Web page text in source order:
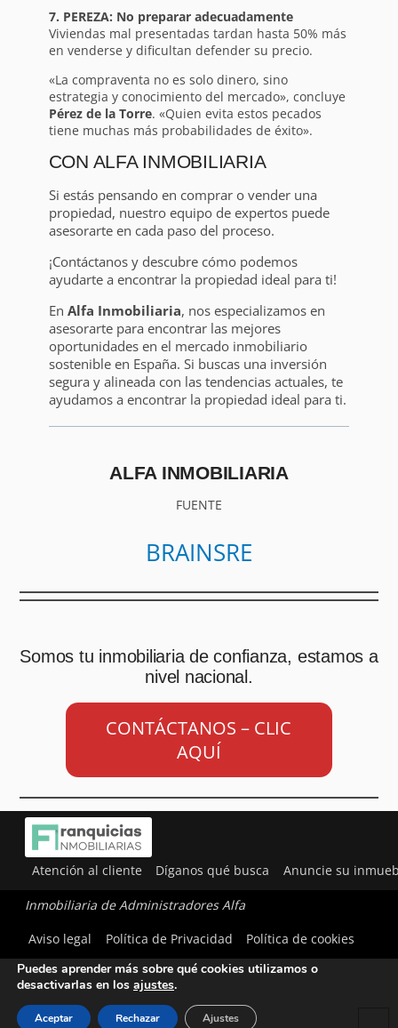
7. PEREZA: No preparar adecuadamente
Viviendas mal presentadas tardan hasta 50% más
en venderse y dificultan defender su precio.
«La compraventa no es solo dinero, sino
estrategia y conocimiento del mercado», concluye
Pérez de la Torre. «Quien evita estos pecados
tiene muchas más probabilidades de éxito».
CON ALFA INMOBILIARIA
Si estás pensando en comprar o vender una
propiedad, nuestro equipo de expertos puede
asesorarte en cada paso del proceso.
¡Contáctanos y descubre cómo podemos
ayudarte a encontrar la propiedad ideal para ti!
En Alfa Inmobiliaria, nos especializamos en
asesorarte para encontrar las mejores
oportunidades en el mercado inmobiliario
sostenible en España. Si buscas una inversión
segura y alineada con las tendencias actuales, te
ayudamos a encontrar la propiedad ideal para ti.
ALFA INMOBILIARIA
FUENTE
BRAINSRE
Somos tu inmobiliaria de confianza, estamos a
nivel nacional.
CONTÁCTANOS – CLIC
AQUÍ
Atención al cliente Díganos qué busca Anuncie su
Inmobiliaria de Administradores Alfa
Aviso legal
Política de Privacidad Política de cookies
Utilizamos cookies para ofrecerte la mejor experiencia en
Puedes aprender más sobre qué cookies utilizamos o
desactivarlas en los ajustes.
Aceptar Rechazar Ajustes